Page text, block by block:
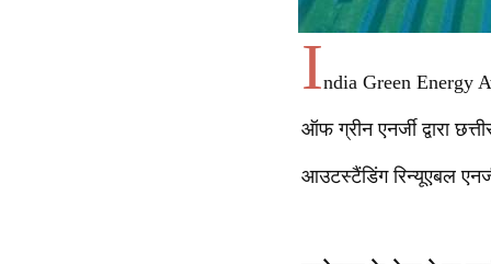
India Green Energy
ऑफ ग्रीन एनर्जी द्वारा
आउटस्टैंडिंग रिन्यूएबल